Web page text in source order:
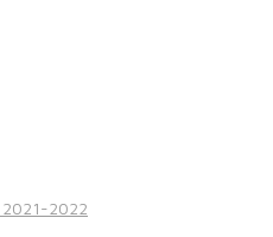
2022